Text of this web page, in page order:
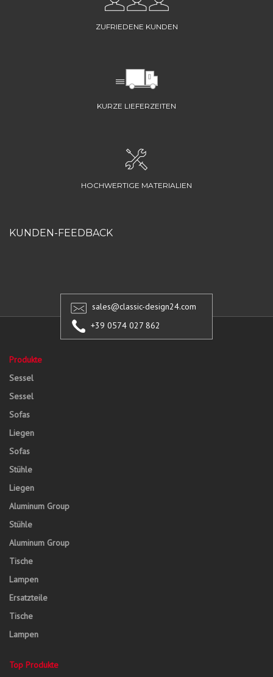
ZUFRIEDENE KUNDEN
KURZE LIEFERZEITEN
HOCHWERTIGE MATERIALIEN
KUNDEN-FEEDBACK
sales@classic-design24.com
+39 0574 027 862
Produkte
Sessel
Sessel
Sofas
Liegen
Sofas
Stühle
Liegen
Aluminum Group
Stühle
Aluminum Group
Tische
Lampen
Ersatzteile
Tische
Lampen
Top Produkte